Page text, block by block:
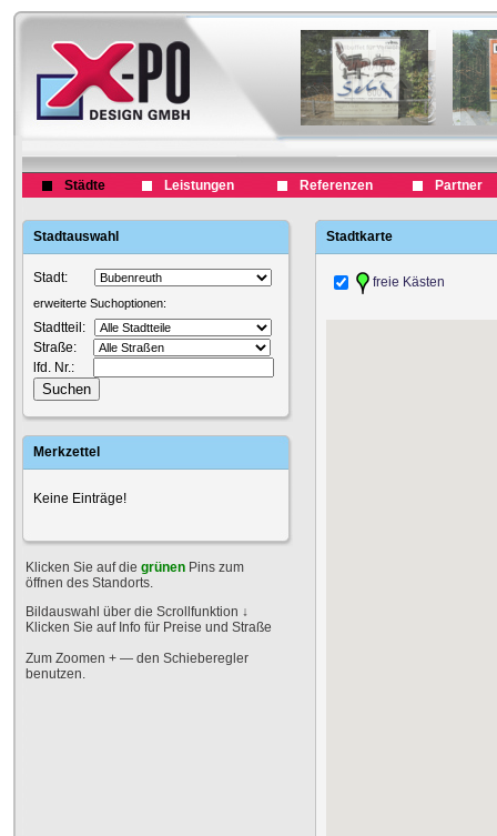
Städte Leistungen Referenzen Partner
Stadtauswahl
Stadt:
erweiterte Suchoptionen:
Stadtteil:
Straße:
lfd. Nr.:
Merkzettel
Keine Einträge!
Klicken Sie auf die grünen Pins zum
öffnen des Standorts.
Bildauswahl über die Scrollfunktion ↓
Klicken Sie auf Info für Preise und Straße
Zum Zoomen + — den Schieberegler
benutzen.
Stadtkarte
freie Kästen